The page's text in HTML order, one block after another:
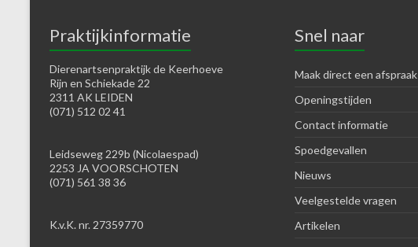
Praktijkinformatie
Dierenartsenpraktijk de Keerhoeve
Rijn en Schiekade 22
2311 AK LEIDEN
(071) 512 02 41
Leidseweg 229b (Nicolaespad)
2253 JA VOORSCHOTEN
(071) 561 38 36
K.v.K. nr. 27359770
Snel naar
Maak direct een afspraak
Openingstijden
Contact informatie
Spoedgevallen
Nieuws
Veelgestelde vragen
Artikelen